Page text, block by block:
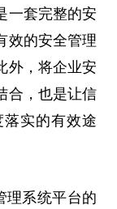
一套完整的安
效的安全管理
外，将企业安
合，也是让信
实的有效途
理系统平台的